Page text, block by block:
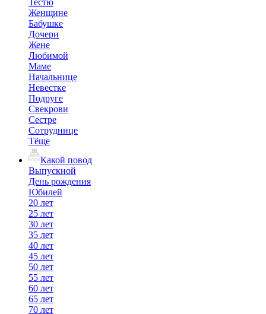
Тестю
Женщине
Бабушке
Дочери
Жене
Любимой
Маме
Начальнице
Невестке
Подруге
Свекрови
Сестре
Сотруднице
Тёще
Какой повод
Выпускной
День рождения
Юбилей
20 лет
25 лет
30 лет
35 лет
40 лет
45 лет
50 лет
55 лет
60 лет
65 лет
70 лет